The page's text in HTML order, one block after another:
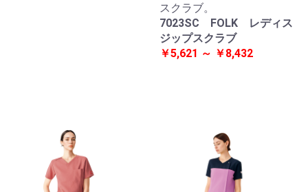
スクラブ。
7023SC FOLK レディス
ジップスクラブ
￥5,621 ～ ￥8,432